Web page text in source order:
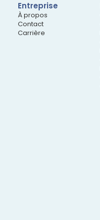
Entreprise
À propos
Contact
Carrière